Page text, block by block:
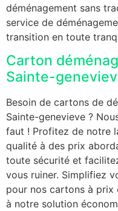
déménagement sans
service de
transition en toute
Carton
Sainte-
Besoin de cartons de
Sainte-genevieve ?
faut ! Profitez de notre
qualité à des prix
toute sécurité et
vous ruiner. Simplifiez
pour nos cartons à
à notre solution